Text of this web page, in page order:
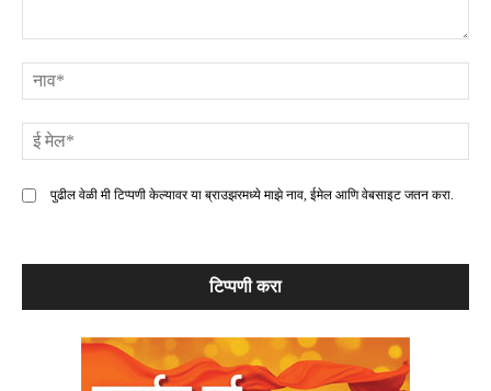
पुढील वेळी मी टिप्पणी केल्यावर या ब्राउझरमध्ये माझे नाव, ईमेल आणि वेबसाइट जतन करा.